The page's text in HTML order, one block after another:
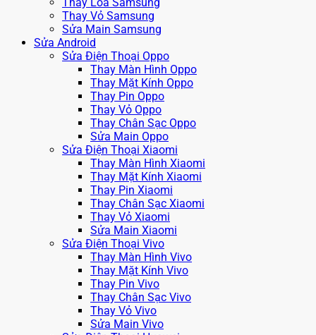
Thay Loa Samsung
Thay Vỏ Samsung
Sửa Main Samsung
Sửa Android
Sửa Điện Thoại Oppo
Thay Màn Hình Oppo
Thay Mặt Kính Oppo
Thay Pin Oppo
Thay Vỏ Oppo
Thay Chân Sạc Oppo
Sửa Main Oppo
Sửa Điện Thoại Xiaomi
Thay Màn Hình Xiaomi
Thay Mặt Kính Xiaomi
Thay Pin Xiaomi
Thay Chân Sạc Xiaomi
Thay Vỏ Xiaomi
Sửa Main Xiaomi
Sửa Điện Thoại Vivo
Thay Màn Hình Vivo
Thay Mặt Kính Vivo
Thay Pin Vivo
Thay Chân Sạc Vivo
Thay Vỏ Vivo
Sửa Main Vivo